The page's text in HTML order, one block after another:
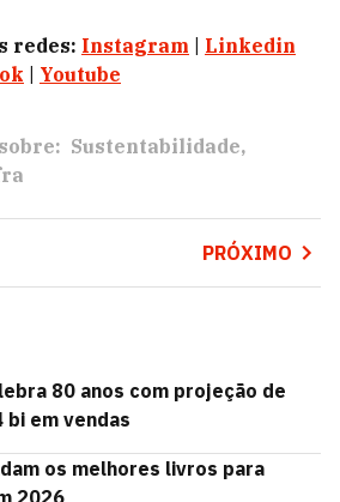
redes: Instagram
Linkedin
Youtube
Sustentabilidade
PRÓXIMO
80 anos com projeção de
bi em vendas
os melhores livros para
2026